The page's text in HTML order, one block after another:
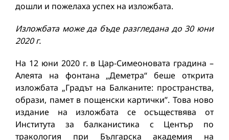
дошли и пожелаха успех на изложбата.
Изложбата може да бъде разгледана до 30 юни
2020 г.
На 12 юни 2020 г. в Цар-Симеоновата градина –
Алеята на фонтана „Деметра“ беше открита
изложбата „Градът на Балканите: пространства,
образи, памет в пощенски картички”. Това ново
издание на изложбата се осъществява от
Института за балканистика с Център по
тракология при Българска академия на